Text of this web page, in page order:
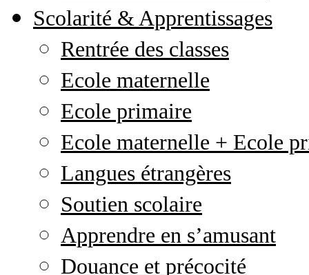
Scolarité & Apprentissages
Rentrée des classes
Ecole maternelle
Ecole primaire
Ecole maternelle + Ecole
Langues étrangères
Soutien scolaire
Apprendre en s’amusant
Douance et précocité